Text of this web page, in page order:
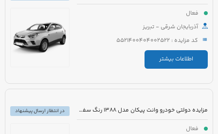
فعال
آذربایجان شرقی - تبریز
کد مزایده : 5521400404002522
اطلاعات بیشتر
مزایده دولتی خودرو وانت پیکان مدل 1388 رنگ سفید شیری
فعال
در انتظار ارسال پیشنهاد